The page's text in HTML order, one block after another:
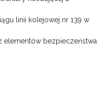
linii kolejowej nr 139 w
elementów bezpieczeństwa